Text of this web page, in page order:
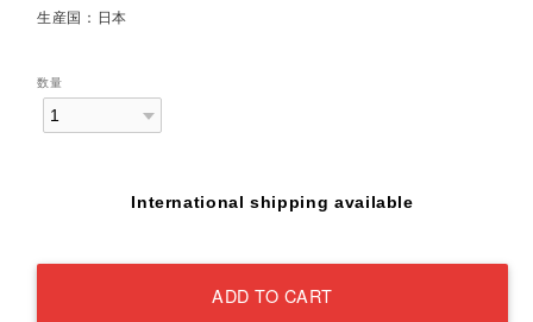
生産国：日本
数量
International shipping available
ADD TO CART